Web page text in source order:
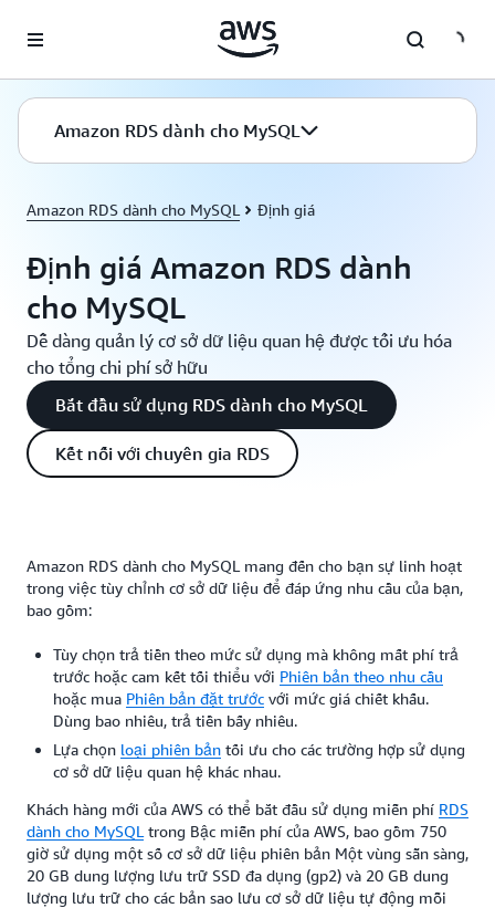
Amazon RDS dành cho MySQL
Amazon RDS dành cho MySQL Định giá
Định giá Amazon RDS dành
cho MySQL
Dễ dàng quản lý cơ sở dữ liệu quan hệ được tối ưu hóa
cho tổng chi phí sở hữu
Bắt đầu sử dụng RDS dành cho MySQL
Kết nối với chuyên gia RDS
Amazon RDS dành cho MySQL mang đến cho bạn sự linh hoạt
trong việc tùy chỉnh cơ sở dữ liệu để đáp ứng nhu cầu của bạn,
bao gồm:
Tùy chọn trả tiền theo mức sử dụng mà không mất phí trả
trước hoặc cam kết tối thiểu với Phiên bản theo nhu cầu
hoặc mua Phiên bản đặt trước với mức giá chiết khấu.
Dùng bao nhiêu, trả tiền bấy nhiêu.
Lựa chọn loại phiên bản tối ưu cho các trường hợp sử dụng
cơ sở dữ liệu quan hệ khác nhau.
Khách hàng mới của AWS có thể bắt đầu sử dụng miễn phí RDS
dành cho MySQL trong Bậc miễn phí của AWS, bao gồm 750
giờ sử dụng một số cơ sở dữ liệu phiên bản Một vùng sẵn sàng,
20 GB dung lượng lưu trữ SSD đa dụng (gp2) và 20 GB dung
lượng lưu trữ cho các bản sao lưu cơ sở dữ liệu tự động mỗi